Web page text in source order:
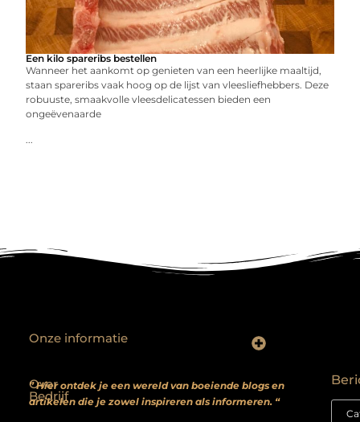
Een kilo spareribs bestellen
Wanneer het aankomt op genieten van een heerlijke maaltijd,
staan spareribs vaak hoog op de lijst van vleesliefhebbers. Deze
robuuste, smaakvolle vleesdelicatessen bieden een
ongeëvenaarde
...
Over
Bedrijf
” Hier ontdek je een wereld van boeiende blogs en
artikelen die je zowel inspireren als informeren. “
Onze informatie